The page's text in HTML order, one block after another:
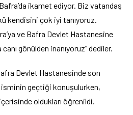
ikamet ediyor. Biz vatandaş
kendisini çok iyi tanıyoruz.
ve Bafra Devlet Hastanesine
gönülden inanıyoruz” dediler.
Devlet Hastanesinde son
geçtiği konuşulurken,
oldukları öğrenildi.